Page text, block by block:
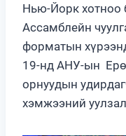
Нью-Йорк хотноо
Ассамблейн
форматын
19-нд АНУ-ын
орнуудын
хэмжээний